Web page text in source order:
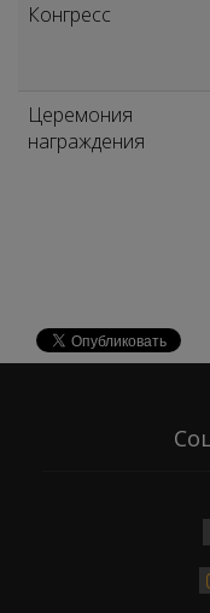
Конгресс
Церемония
награждения